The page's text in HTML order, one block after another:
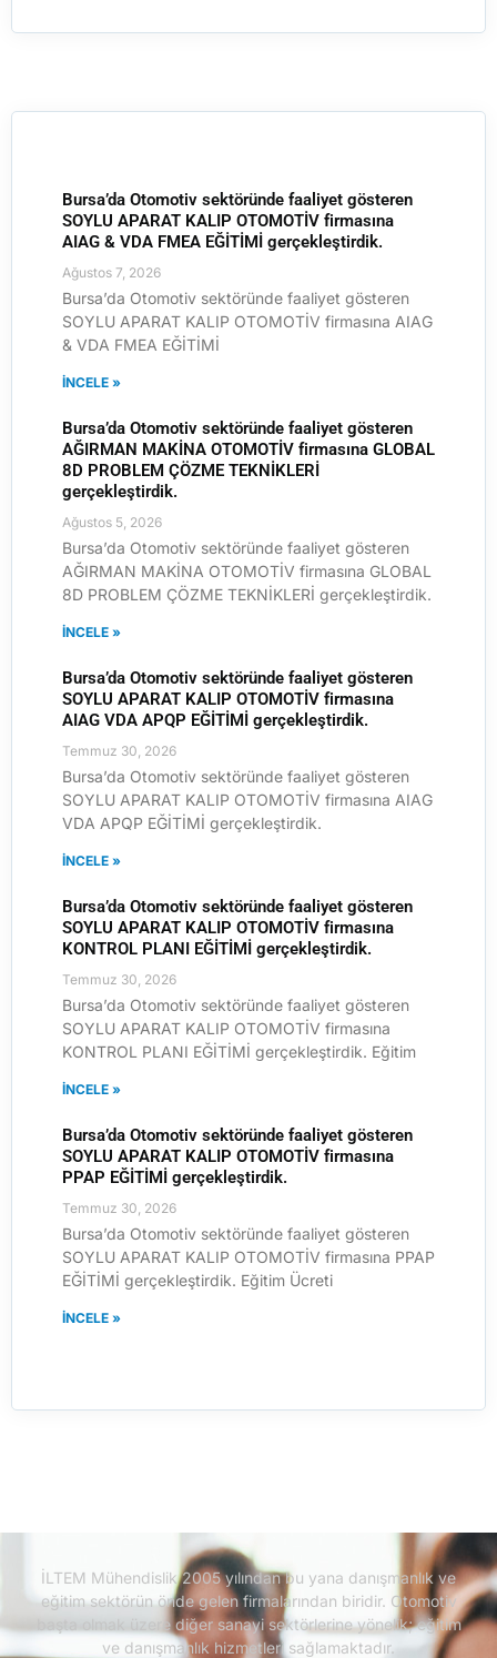
Bursa’da Otomotiv sektöründe faaliyet gösteren
SOYLU APARAT KALIP OTOMOTİV firmasına
AIAG & VDA FMEA EĞİTİMİ gerçekleştirdik.
Ağustos 7, 2026
Bursa’da Otomotiv sektöründe faaliyet gösteren
SOYLU APARAT KALIP OTOMOTİV firmasına AIAG
& VDA FMEA EĞİTİMİ
İNCELE »
Bursa’da Otomotiv sektöründe faaliyet gösteren
AĞIRMAN MAKİNA OTOMOTİV firmasına GLOBAL
8D PROBLEM ÇÖZME TEKNİKLERİ
gerçekleştirdik.
Ağustos 5, 2026
Bursa’da Otomotiv sektöründe faaliyet gösteren
AĞIRMAN MAKİNA OTOMOTİV firmasına GLOBAL
8D PROBLEM ÇÖZME TEKNİKLERİ gerçekleştirdik.
İNCELE »
Bursa’da Otomotiv sektöründe faaliyet gösteren
SOYLU APARAT KALIP OTOMOTİV firmasına
AIAG VDA APQP EĞİTİMİ gerçekleştirdik.
Temmuz 30, 2026
Bursa’da Otomotiv sektöründe faaliyet gösteren
SOYLU APARAT KALIP OTOMOTİV firmasına AIAG
VDA APQP EĞİTİMİ gerçekleştirdik.
İNCELE »
Bursa’da Otomotiv sektöründe faaliyet gösteren
SOYLU APARAT KALIP OTOMOTİV firmasına
KONTROL PLANI EĞİTİMİ gerçekleştirdik.
Temmuz 30, 2026
Bursa’da Otomotiv sektöründe faaliyet gösteren
SOYLU APARAT KALIP OTOMOTİV firmasına
KONTROL PLANI EĞİTİMİ gerçekleştirdik. Eğitim
İNCELE »
Bursa’da Otomotiv sektöründe faaliyet gösteren
SOYLU APARAT KALIP OTOMOTİV firmasına
PPAP EĞİTİMİ gerçekleştirdik.
Temmuz 30, 2026
Bursa’da Otomotiv sektöründe faaliyet gösteren
SOYLU APARAT KALIP OTOMOTİV firmasına PPAP
EĞİTİMİ gerçekleştirdik. Eğitim Ücreti
İNCELE »
İLTEM Mühendislik 2005 yılından bu yana danışmanlık ve
eğitim sektörün önde gelen firmalarından biridir. Otomotiv
başta olmak üzere diğer sanayi sektörlerine yönelik; eğitim
ve danışmanlık hizmetleri sağlamaktadır.